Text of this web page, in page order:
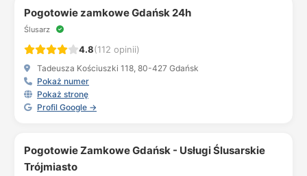
Pogotowie zamkowe Gdańsk 24h
Ślusarz
4.8(112 opinii)
Tadeusza Kościuszki 118, 80-427 Gdańsk
Pokaż numer
Pokaż stronę
Profil Google →
Pogotowie Zamkowe Gdańsk - Usługi Ślusarskie
Trójmiasto